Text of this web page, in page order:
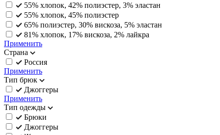
55% хлопок, 42% полиэстер, 3% эластан
55% хлопок, 45% полиэстер
65% полиэстер, 30% вискоза, 5% эластан
81% хлопок, 17% вискоза, 2% лайкра
Применить
Страна
Россия
Применить
Тип брюк
Джоггеры
Применить
Тип одежды
Брюки
Джоггеры